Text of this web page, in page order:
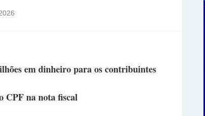
em dinheiro para os contribuintes
CPF na nota fiscal